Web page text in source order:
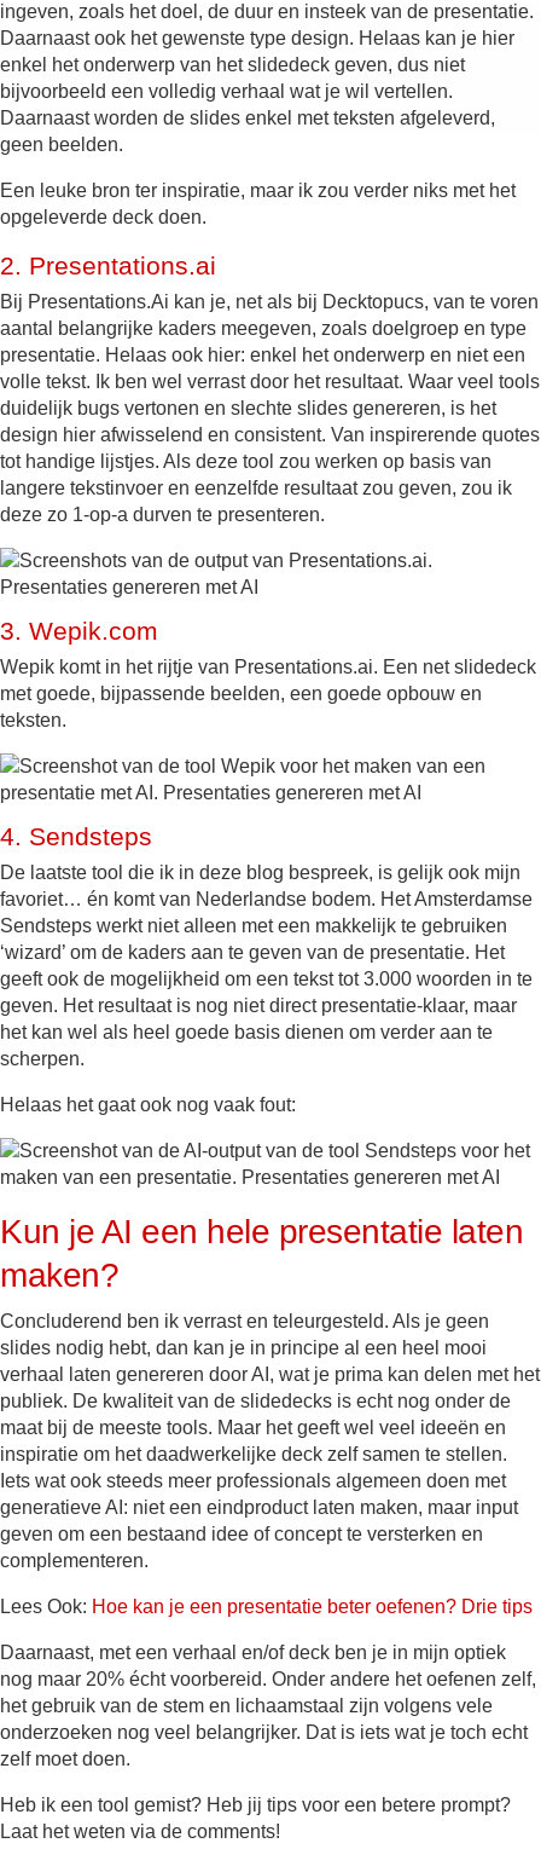
ingeven, zoals het doel, de duur en insteek van de presentatie.
Daarnaast ook het gewenste type design. Helaas kan je hier
enkel het onderwerp van het slidedeck geven, dus niet
bijvoorbeeld een volledig verhaal wat je wil vertellen.
Daarnaast worden de slides enkel met teksten afgeleverd,
geen beelden.
Een leuke bron ter inspiratie, maar ik zou verder niks met het
opgeleverde deck doen.
2. Presentations.ai
Bij Presentations.Ai kan je, net als bij Decktopucs, van te voren
aantal belangrijke kaders meegeven, zoals doelgroep en type
presentatie. Helaas ook hier: enkel het onderwerp en niet een
volle tekst. Ik ben wel verrast door het resultaat. Waar veel tools
duidelijk bugs vertonen en slechte slides genereren, is het
design hier afwisselend en consistent. Van inspirerende quotes
tot handige lijstjes. Als deze tool zou werken op basis van
langere tekstinvoer en eenzelfde resultaat zou geven, zou ik
deze zo 1-op-a durven te presenteren.
3. Wepik.com
Wepik komt in het rijtje van Presentations.ai. Een net slidedeck
met goede, bijpassende beelden, een goede opbouw en
teksten.
4. Sendsteps
De laatste tool die ik in deze blog bespreek, is gelijk ook mijn
favoriet… én komt van Nederlandse bodem. Het Amsterdamse
Sendsteps werkt niet alleen met een makkelijk te gebruiken
‘wizard’ om de kaders aan te geven van de presentatie. Het
geeft ook de mogelijkheid om een tekst tot 3.000 woorden in te
geven. Het resultaat is nog niet direct presentatie-klaar, maar
het kan wel als heel goede basis dienen om verder aan te
scherpen.
Helaas het gaat ook nog vaak fout:
Kun je AI een hele presentatie laten
maken?
Concluderend ben ik verrast en teleurgesteld. Als je geen
slides nodig hebt, dan kan je in principe al een heel mooi
verhaal laten genereren door AI, wat je prima kan delen met het
publiek. De kwaliteit van de slidedecks is echt nog onder de
maat bij de meeste tools. Maar het geeft wel veel ideeën en
inspiratie om het daadwerkelijke deck zelf samen te stellen.
Iets wat ook steeds meer professionals algemeen doen met
generatieve AI: niet een eindproduct laten maken, maar input
geven om een bestaand idee of concept te versterken en
complementeren.
Lees Ook: Hoe kan je een presentatie beter oefenen? Drie tips
Daarnaast, met een verhaal en/of deck ben je in mijn optiek
nog maar 20% écht voorbereid. Onder andere het oefenen zelf,
het gebruik van de stem en lichaamstaal zijn volgens vele
onderzoeken nog veel belangrijker. Dat is iets wat je toch echt
zelf moet doen.
Heb ik een tool gemist? Heb jij tips voor een betere prompt?
Laat het weten via de comments!